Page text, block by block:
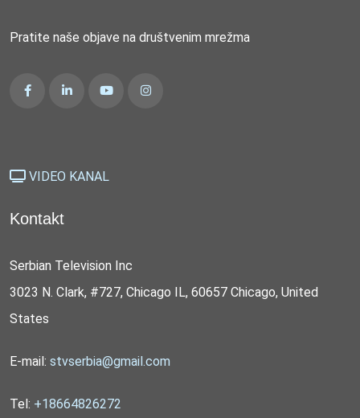
Pratite naše objave na društvenim mrežma
VIDEO KANAL
Kontakt
Serbian Television Inc
3023 N. Clark, #727, Chicago IL, 60657 Chicago, United
States
E-mail: stvserbia@gmail.com
Tel: +18664826272